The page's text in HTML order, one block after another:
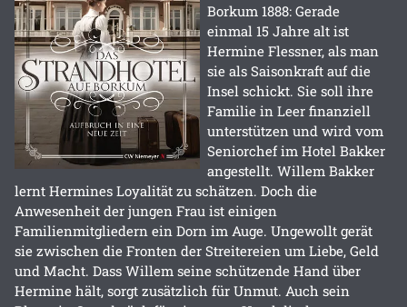
Borkum 1888: Gerade
einmal 15 Jahre alt ist
Hermine Flessner, als man
sie als Saisonkraft auf die
Insel schickt. Sie soll ihre
Familie in Leer finanziell
unterstützen und wird vom
Seniorchef im Hotel Bakker
angestellt. Willem Bakker
lernt Hermines Loyalität zu schätzen. Doch die
Anwesenheit der jungen Frau ist einigen
Familienmitgliedern ein Dorn im Auge. Ungewollt gerät
sie zwischen die Fronten der Streitereien um Liebe, Geld
und Macht. Dass Willem seine schützende Hand über
Hermine hält, sorgt zusätzlich für Unmut. Auch sein